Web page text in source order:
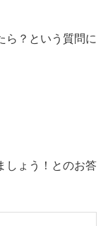
ら？という質問に
しょう！とのお答